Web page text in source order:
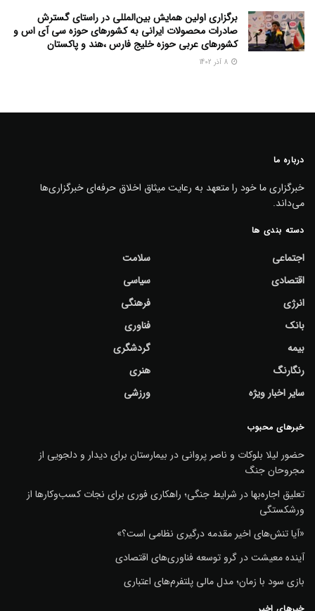
برگزاری اولین همایش بین‌المللی در راستای گسترش
صادرات محصولات ایرانی به کشورهای حوزه سی آی اس و
کشورهای عربی حوزه خلیج فارس ،هند و پاکستان
درباره ما
خبرگزاری ما خود را متعهد به رعایت میثاق اخلاق حرفه‌ای خبرگزاری‌ها
می‌داند.
دسته بندی ها
اجتماعی
اقتصادی
انرژی
بانک
بیمه
رنگارنگ
سایر اخبار ویژه
سلامت
سیاسی
فرهنگی
فناوری
گردشگری
هنری
ورزشی
خبرهای محبوب
حضور لیلا بلوکات و ناصر پروانی در بیمارستان برای دیدار و دلجویی از
مجروحان جنگ
تعلیق اجاره‌بها در شرایط جنگی؛ راهکاری فوری برای نجات کسب‌وکارها از
ورشکستگی
«آیا تنش‌های اخیر مقدمه درگیری نظامی است؟»
آینده معیشت در گرو توسعه فناوری‌های اقتصادی
بازی سود با زمان؛ مدل مالی پلتفرم‌های اعتباری
خبرهای اخیر